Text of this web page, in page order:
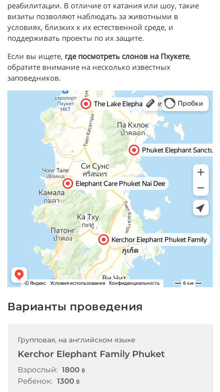
реабилитации. В отличие от катания или шоу, такие
визиты позволяют наблюдать за животными в
условиях, близких к их естественной среде, и
поддерживать проекты по их защите.
Если вы ищете, где посмотреть слонов на Пхукете,
обратите внимание на несколько известных
заповедников.
Варианты проведения
Групповая, на английском языке
Kerchor Elephant Family Phuket
Взрослый: 1800 ฿
Ребенок: 1300 ฿